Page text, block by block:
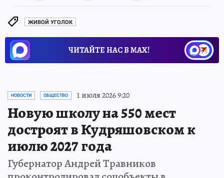
ЖИВОЙ УГОЛОК
ЧИТАЙТЕ НАС В МАХ!
НОВОСТИ ОБЩЕСТВО 1 июля 2026 9:20
Новую школу на 550 мест
достроят в Кудряшовском к
июлю 2027 года
Губернатор Андрей Травников